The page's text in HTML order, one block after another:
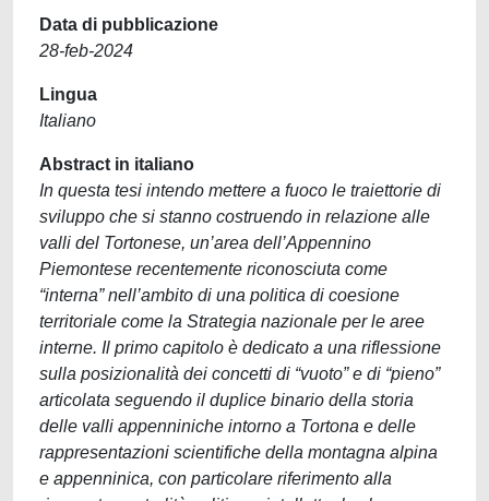
Data di pubblicazione
28-feb-2024
Lingua
Italiano
Abstract in italiano
In questa tesi intendo mettere a fuoco le traiettorie di
sviluppo che si stanno costruendo in relazione alle
valli del Tortonese, un’area dell’Appennino
Piemontese recentemente riconosciuta come
“interna” nell’ambito di una politica di coesione
territoriale come la Strategia nazionale per le aree
interne. Il primo capitolo è dedicato a una riflessione
sulla posizionalità dei concetti di “vuoto” e di “pieno”
articolata seguendo il duplice binario della storia
delle valli appenniniche intorno a Tortona e delle
rappresentazioni scientifiche della montagna alpina
e appenninica, con particolare riferimento alla